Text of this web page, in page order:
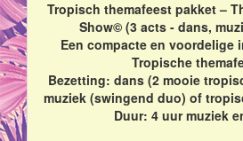
Tropisch themafeest pakket –
Show© (3 acts - dans,
Een compacte en voordelige
Tropische
Bezetting: dans (2 mooie
muziek (swingend duo) of
Duur: 4 uur muziek